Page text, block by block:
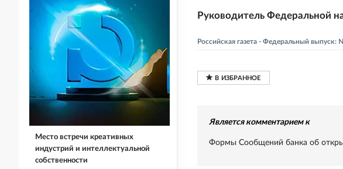
Руководитель Федеральной
Российская газета - Федеральный выпуск:
Является комментарием к
Формы Сообщений банка об
Место встречи креативных
индустрий и интеллектуальной
собственности